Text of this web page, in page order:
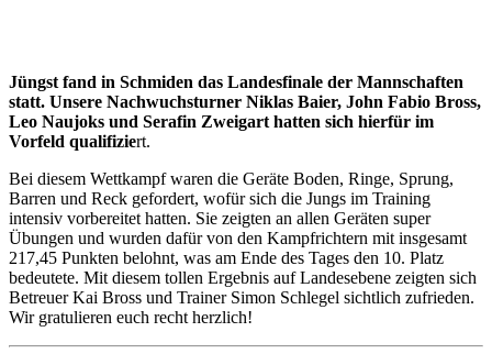
Jüngst fand in Schmiden das Landesfinale der Mannschaften
statt. Unsere Nachwuchsturner Niklas Baier, John Fabio Bross,
Leo Naujoks und Serafin Zweigart hatten sich hierfür im
Vorfeld qualifiziert.
Bei diesem Wettkampf waren die Geräte Boden, Ringe, Sprung,
Barren und Reck gefordert, wofür sich die Jungs im Training
intensiv vorbereitet hatten. Sie zeigten an allen Geräten super
Übungen und wurden dafür von den Kampfrichtern mit insgesamt
217,45 Punkten belohnt, was am Ende des Tages den 10. Platz
bedeutete. Mit diesem tollen Ergebnis auf Landesebene zeigten sich
Betreuer Kai Bross und Trainer Simon Schlegel sichtlich zufrieden.
Wir gratulieren euch recht herzlich!